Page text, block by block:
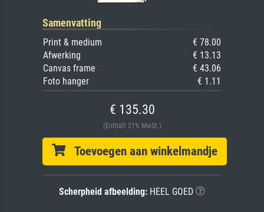
Samenvatting
Print & medium
€ 78.00
Afwerking
€ 13.13
Canvas frame
€ 43.06
Foto hanger
€ 1.11
€ 135.30
(Enthält 21% MwSt.)
Toevoegen aan winkelmandje
Scherpheid afbeelding: HEEL GOED